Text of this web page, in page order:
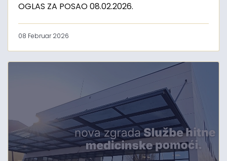
OGLAS ZA POSAO 08.02.2026.
08 Februar 2026